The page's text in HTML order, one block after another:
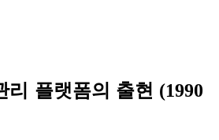
리 플랫폼의 출현 (1990